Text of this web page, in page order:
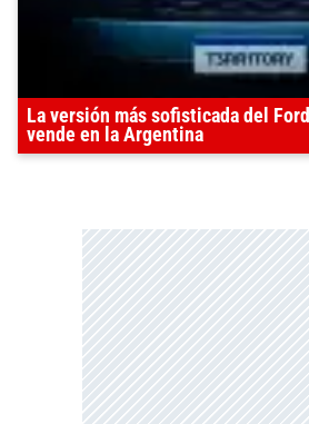
La versión más sofisticada del
vende en la Argentina